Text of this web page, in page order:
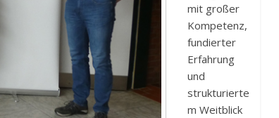
mit großer
Kompetenz,
fundierter
Erfahrung
und
strukturierte
m Weitblick